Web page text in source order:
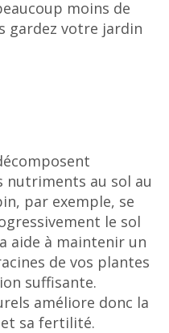
moins de
gardez votre jardin
au sol au
par exemple, se
le sol
aide à maintenir un
de vos plantes
suffisante.
améliore donc la
sa fertilité.